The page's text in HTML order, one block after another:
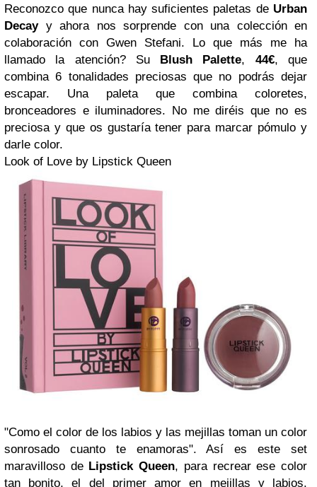
Reconozco que nunca hay suficientes paletas de Urban
Decayy ahora nos sorprende con una colección en
colaboración con Gwen Stefani. Lo que más me ha
llamado la atención? Su
Blush Palette, 44€, que
combina 6 tonalidades preciosas que no podrás dejar
escapar. Una paleta que combina coloretes,
bronceadores e iluminadores. No me diréis que no es
preciosa y que os gustaría tener para marcar pómulo y
darle color.
Look of Love by Lipstick Queen
"Como el color de los labios y las mejillas toman un color
sonrosado cuanto te enamoras". Así es este set
maravilloso de Lipstick Queen, para recrear ese color
tan bonito, el del primer amor en mejillas y labios.